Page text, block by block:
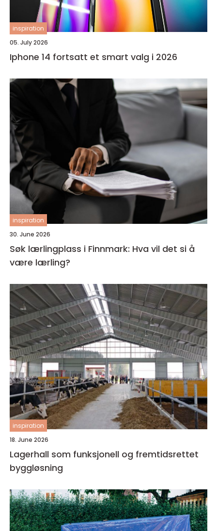
inspiration
05. July 2026
Iphone 14 fortsatt et smart valg i 2026
inspiration
30. June 2026
Søk lærlingplass i Finnmark: Hva vil det si å
være lærling?
inspiration
18. June 2026
Lagerhall som funksjonell og fremtidsrettet
byggløsning